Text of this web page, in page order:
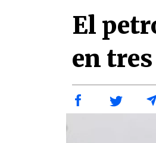
El
en